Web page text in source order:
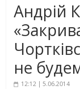
Андрій
не
12:12 | 5.06.2014